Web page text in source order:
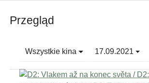
Przegląd
Wszystkie kina 17.09.2021